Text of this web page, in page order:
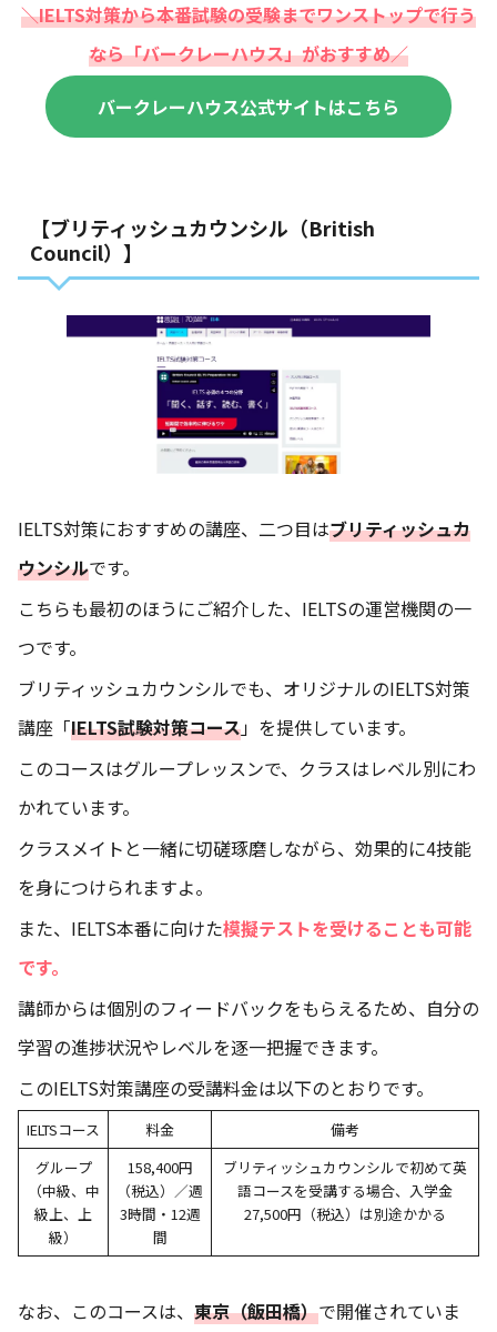
＼IELTS対策から本番試験の受験までワンストップで行う
なら「バークレーハウス」がおすすめ／
バークレーハウス公式サイトはこちら
【ブリティッシュカウンシル（British
Council）】
IELTS対策におすすめの講座、二つ目はブリティッシュカ
ウンシルです。
こちらも最初のほうにご紹介した、IELTSの運営機関の一
つです。
ブリティッシュカウンシルでも、オリジナルのIELTS対策
講座「IELTS試験対策コース」を提供しています。
このコースはグループレッスンで、クラスはレベル別にわ
かれています。
クラスメイトと一緒に切磋琢磨しながら、効果的に4技能
を身につけられますよ。
また、IELTS本番に向けた模擬テストを受けることも可能
です。
講師からは個別のフィードバックをもらえるため、自分の
学習の進捗状況やレベルを逐一把握できます。
このIELTS対策講座の受講料金は以下のとおりです。
IELTSコース 料金
備考
グループ
（中級、中
級上、上
級）
158,400円
（税込）／週
3時間・12週
間
ブリティッシュカウンシルで初めて英
語コースを受講する場合、入学金
27,500円（税込）は別途かかる
なお、このコースは、 東京（飯田橋）で開催されていま